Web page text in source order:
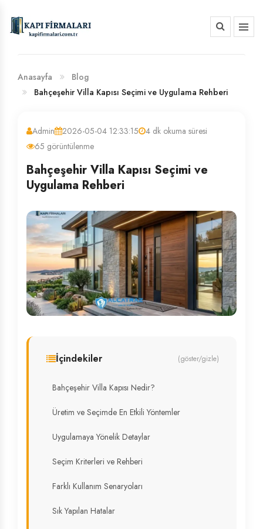
BANKA HESAP NUMARALARIMIZ
Anasayfa
Blog
Bahçeşehir Villa Kapısı Seçimi ve Uygulama Rehberi
Admin 2026-05-04 12:33:15
4 dk okuma süresi
65 görüntülenme
Bahçeşehir Villa Kapısı Seçimi ve
Uygulama Rehberi
İçindekiler (göster/gizle)
Bahçeşehir Villa Kapısı Nedir?
Üretim ve Seçimde En Etkili Yöntemler
Uygulamaya Yönelik Detaylar
Seçim Kriterleri ve Rehberi
Farklı Kullanım Senaryoları
Sık Yapılan Hatalar